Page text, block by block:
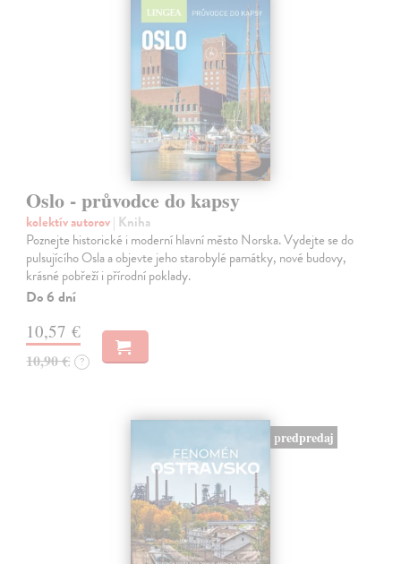
Oslo - průvodce do kapsy
kolektív autorov| Kniha
Poznejte historické i moderní hlavní město Norska. Vydejte se do
pulsujícího Osla a objevte jeho starobylé památky, nové budovy,
krásné pobřeží i přírodní poklady.
Do 6 dní
10,57 €
10,90 € ?
predpredaj